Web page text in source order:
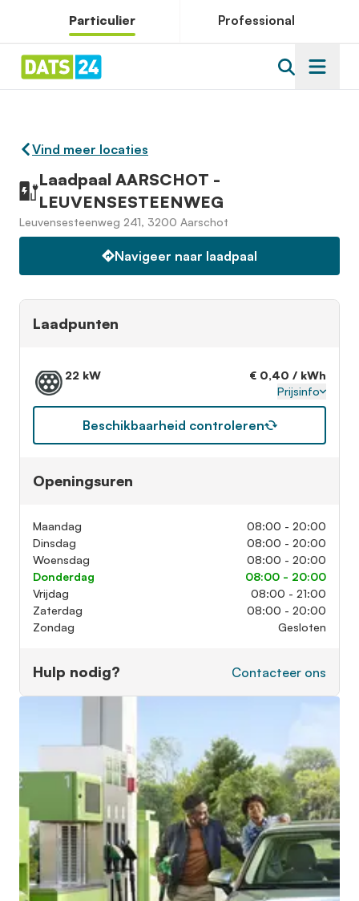
Particulier Professional
Vind meer locaties
Laadpaal AARSCHOT -
LEUVENSESTEENWEG
Leuvensesteenweg 241, 3200 Aarschot
Navigeer naar laadpaal
Laadpunten
22 kW
€ 0,40 / kWh
Prijsinfo
Beschikbaarheid controleren
Openingsuren
Maandag
08:00 - 20:00
Dinsdag
08:00 - 20:00
Woensdag
08:00 - 20:00
Donderdag
08:00 - 20:00
Vrijdag
08:00 - 21:00
Zaterdag
08:00 - 20:00
Zondag
Gesloten
Hulp nodig? Contacteer ons